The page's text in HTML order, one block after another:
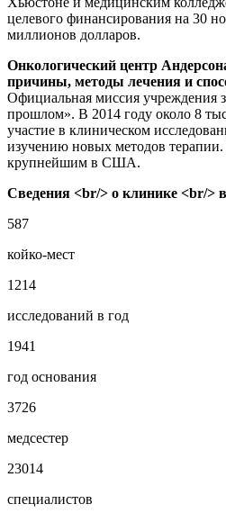
целевого финансирования на 30
миллионов долларов.
Онкологический центр
причины, методы лечения и
Официальная миссия учреждения
прошлом». В 2014 году около 8
участие в клиническом
изучению новых методов терапии.
крупнейшим в США.
Сведения <br/> о клинике <br/>
587
койко-мест
1214
исследований в год
1941
год основания
3726
медсестер
23014
специалистов